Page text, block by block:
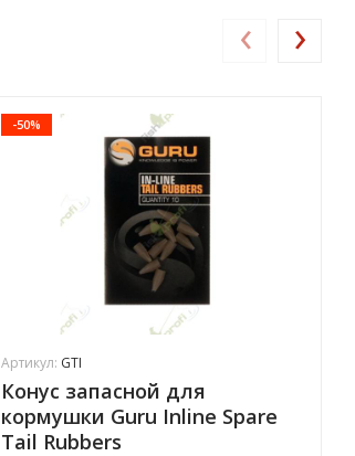
-50%
Артикул: GTI
Конус запасной для
кормушки Guru Inline Spare
Tail Rubbers
‹ ›